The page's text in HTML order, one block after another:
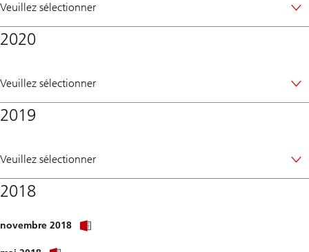
Veuillez sélectionner
2020
Veuillez sélectionner
2019
Veuillez sélectionner
2018
novembre 2018